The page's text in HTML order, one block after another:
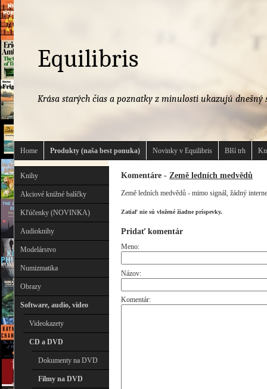
Equilibris
Krása starých čias a poznatky z minulosti ukazujú dnešný
Home Produkty (naša best ponuka) Novinky v Equilibris Blší trh
Knihy
Akciové knižné balíčky
Kľúčenky (NOVINKA)
Audioknihy
Modelárstvo
Numizmatika
Obrazy
Software, audio, video
Videokazety
CD a DVD
Dokumenty na DVD
Filmy na DVD
Komentáre - Země ledních medvědů
Země ledních medvědů - mimo signál, žádný
Zatiaľ nie sú vložené žiadne príspevky.
Pridať komentár
Meno:
Názov:
Komentár: